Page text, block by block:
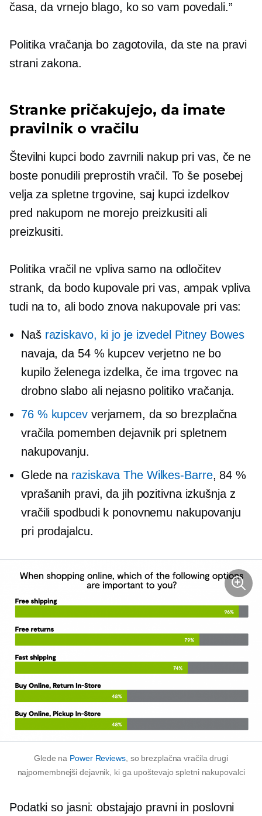
časa, da vrnejo blago, ko so vam povedali.”
Politika vračanja bo zagotovila, da ste na pravi
strani zakona.
Stranke pričakujejo, da imate
pravilnik o vračilu
Številni kupci bodo zavrnili nakup pri vas, če ne
boste ponudili preprostih vračil. To še posebej
velja za spletne trgovine, saj kupci izdelkov
pred nakupom ne morejo preizkusiti ali
preizkusiti.
Politika vračil ne vpliva samo na odločitev
strank, da bodo kupovale pri vas, ampak vpliva
tudi na to, ali bodo znova nakupovale pri vas:
Naš raziskavo, ki jo je izvedel Pitney Bowes
navaja, da 54 % kupcev verjetno ne bo
kupilo želenega izdelka, če ima trgovec na
drobno slabo ali nejasno politiko vračanja.
76 % kupcevverjamem, da so brezplačna
vračila pomemben dejavnik pri spletnem
nakupovanju.
Glede na raziskava The Wilkes-Barre, 84 %
vprašanih pravi, da jih pozitivna izkušnja z
vračili spodbudi k ponovnemu nakupovanju
pri prodajalcu.
Glede na Power Reviews, so brezplačna vračila drugi
najpomembnejši dejavnik, ki ga upoštevajo spletni nakupovalci
Podatki so jasni: obstajajo pravni in poslovni